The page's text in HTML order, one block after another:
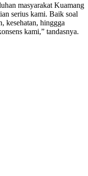
masyarakat Kuamang
serius kami. Baik soal
kesehatan, hinggga
kami,” tandasnya.